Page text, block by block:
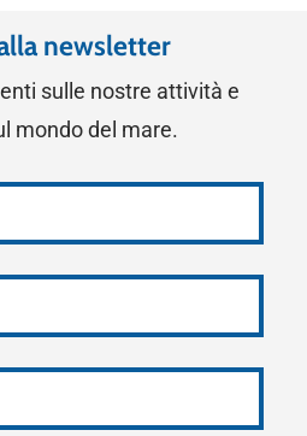
newsletter
sulle nostre attività e
mondo del mare.